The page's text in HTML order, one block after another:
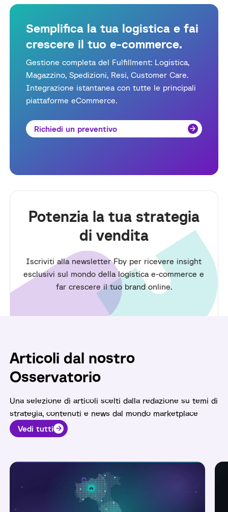
Semplifica la tua logistica e fai
crescere il tuo e-commerce.
Gestione completa del Fulfillment: Logistica,
Magazzino, Spedizioni, Resi, Customer Care.
Integrazione istantanea con tutte le principali
piattaforme eCommerce.
Richiedi un preventivo
Potenzia la tua strategia
di vendita
Iscriviti alla newsletter Fby per ricevere insight
esclusivi sul mondo della logistica e-commerce e
far crescere il tuo brand online.
Articoli dal nostro
Osservatorio
Una selezione di articoli scelti dalla redazione su temi di
strategia, contenuti e news dal mondo marketplace
Vedi tutti